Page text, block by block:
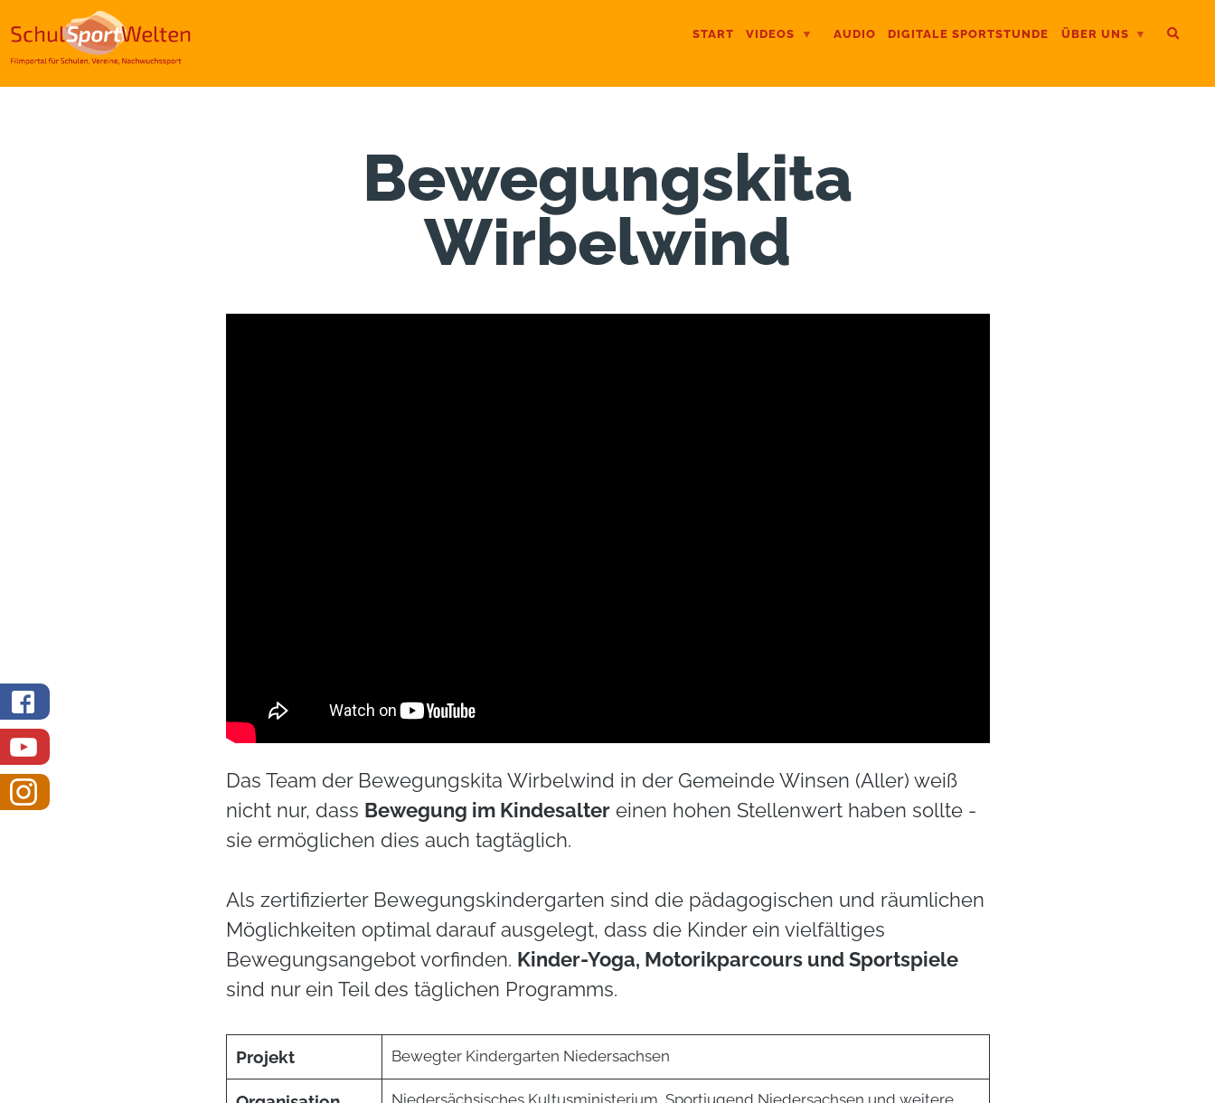
zum
START VIDEOS AUDIO DIGITALE SPORTSTUNDE ÜBER UNS
Bewegungskita
Wirbelwind
Das Team der Bewegungskita Wirbelwind in der Gemeinde Winsen (Aller) weiß
nicht nur, dass Bewegung im Kindesaltereinen hohen Stellenwert haben sollte -
sie ermöglichen dies auch tagtäglich.
Als zertifizierter Bewegungskindergarten sind die pädagogischen und räumlichen
Möglichkeiten optimal darauf ausgelegt, dass die Kinder ein vielfältiges
Bewegungsangebot vorfinden. Kinder-Yoga, Motorikparcours und Sportspiele
sind nur ein Teil des täglichen Programms.
Projekt Bewegter Kindergarten Niedersachsen